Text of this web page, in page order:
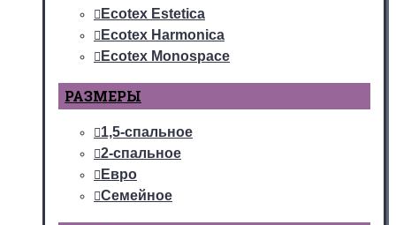
Ecotex Estetica
Ecotex Harmonica
Ecotex Monospace
РАЗМЕРЫ
1,5-спальное
2-спальное
Евро
Семейное